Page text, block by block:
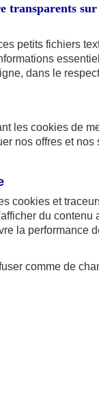
transparents
petits fichiers
dans le
les cookies de
nos offres et nos
cookies et
du contenu
la performance
comme de